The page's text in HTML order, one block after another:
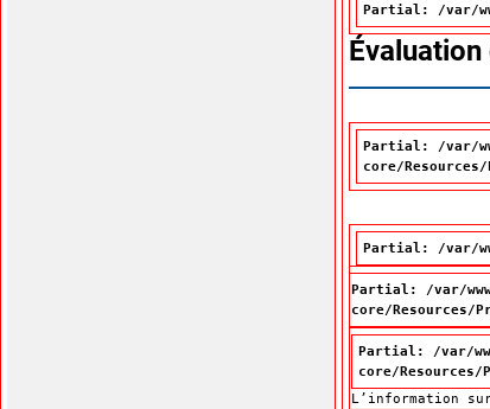
Partial: /var/
Partial: /var/
core/
Partial: /var/
Partial: /var/
core/
Partial: /var/
core/
L’information
L’information